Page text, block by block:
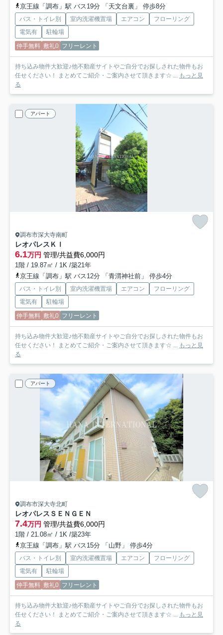
京王線「調布」駅 バス19分 「天文台裏」 停歩8分
バス・トイレ別 室内洗濯機置場 エアコン
フローリング
電気有
駐輪場
仲手無料 敷礼0 フリーレント
持ち込み物件大歓迎♪他不動産サイトやご自分でお探しされた物件もお
任せください！ まとめてご紹介・ご案内させて頂きます☆ ... もっと見
る
アパート
調布市深大寺南町
レオパレスＫＩ
6.1万円 管理/共益費6,000円
1階 / 19.87㎡ / 1K /築21年
京王線「調布」駅 バス12分 「青渭神社前」 停歩4分
バス・トイレ別 室内洗濯機置場 エアコン
フローリング
電気有
駐輪場
仲手無料 敷礼0 フリーレント
持ち込み物件大歓迎♪他不動産サイトやご自分でお探しされた物件もお
任せください！ まとめてご紹介・ご案内させて頂きます☆ ...
もっと見
る
アパート
調布市深大寺北町
レオパレスＳＥＮＧＥＮ
7.4万円 管理/共益費6,000円
1階 / 21.08㎡ / 1K /築23年
京王線「調布」駅 バス15分 「山野」 停歩4分
バス・トイレ別 室内洗濯機置場 エアコン
フローリング
電気有
駐輪場
仲手無料 敷礼0 フリーレント
持ち込み物件大歓迎♪他不動産サイトやご自分でお探しされた物件もお
任せください！ まとめてご紹介・ご案内させて頂きます☆ ...
もっと見
る